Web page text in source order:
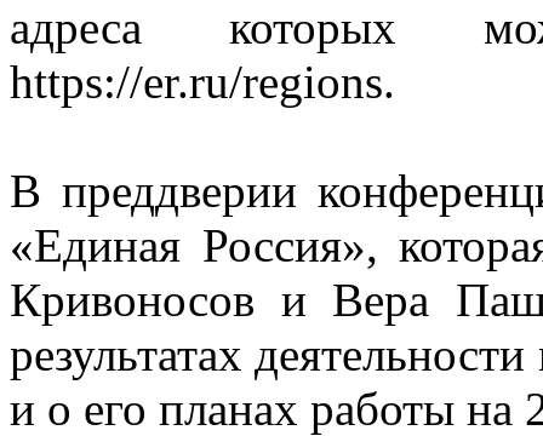
адреса которых
https://er.ru/regions.
В преддверии
«Единая Россия»,
Кривоносов и Вера
результатах
и о его планах работы на